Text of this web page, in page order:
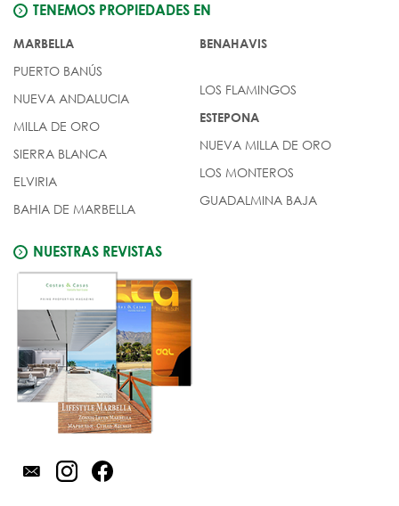
TENEMOS PROPIEDADES EN
MARBELLA
PUERTO BANÚS
NUEVA ANDALUCIA
MILLA DE ORO
SIERRA BLANCA
ELVIRIA
BAHIA DE MARBELLA
BENAHAVIS
LOS FLAMINGOS
ESTEPONA
NUEVA MILLA DE ORO
LOS MONTEROS
GUADALMINA BAJA
NUESTRAS REVISTAS